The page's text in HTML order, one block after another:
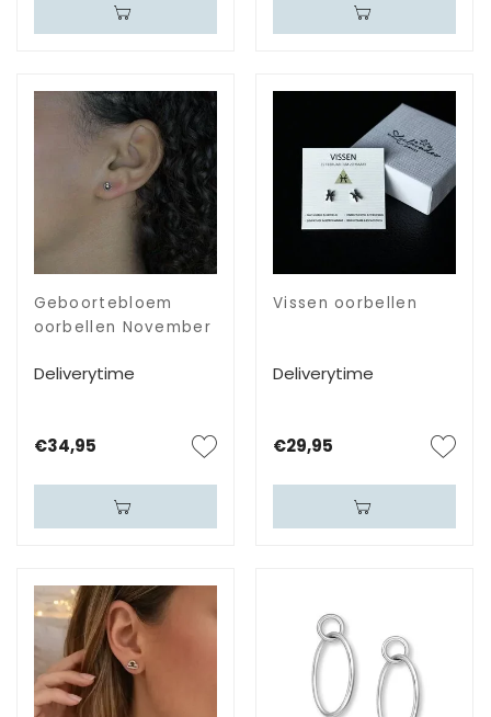
Geboortebloem
oorbellen November
Deliverytime
€34,95
Vissen oorbellen
Deliverytime
€29,95